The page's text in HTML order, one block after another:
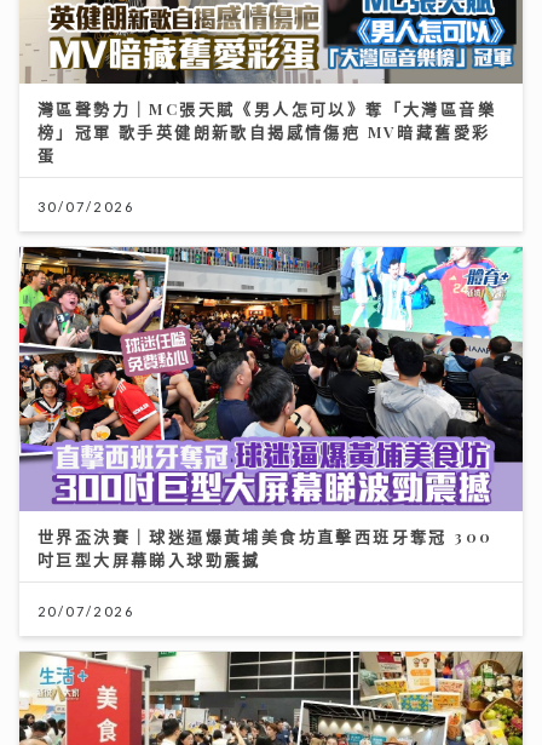
灣區聲勢力｜MC張天賦《男人怎可以》奪「大灣區音樂
榜」冠軍 歌手英健朗新歌自揭感情傷疤 MV暗藏舊愛彩
蛋
30/07/2026
世界盃決賽｜球迷逼爆黃埔美食坊直擊西班牙奪冠 300
吋巨型大屏幕睇入球勁震撼
20/07/2026